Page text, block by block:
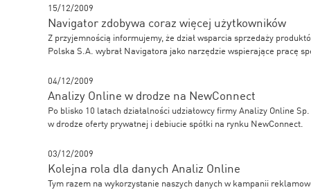
15/12/2009
Navigator zdobywa coraz więcej użytkowników
Z przyjemnością informujemy, że dział wsparcia sprzedaży
Polska S.A. wybrał Navigatora jako narzędzie wspierające pracę
04/12/2009
Analizy Online w drodze na NewConnect
Po blisko 10 latach działalności udziałowcy firmy Analizy Online
w drodze oferty prywatnej i debiucie spółki na rynku NewConnect.
03/12/2009
Kolejna rola dla danych Analiz Online
Tym razem na wykorzystanie naszych danych w kampanii